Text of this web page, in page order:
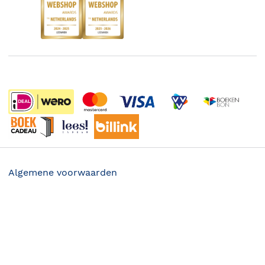
Discriminerende boeken
Boekenbon
De Nationale Voorleesdagen
Wet op de Vaste Boekenprijs
Winacties
Algemene voorwaarden